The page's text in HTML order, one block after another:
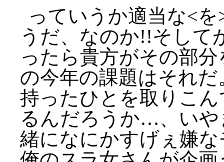
っていうか適当な<
うだ、なのか!!そして
ったら貴方がその部
の今年の課題はそれ
持ったひとを取りこ
るんだろうか…、いや
緒になにかすげぇ嫌